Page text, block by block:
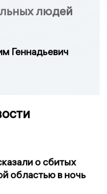
людей
Геннадьевич
о сбитых
областью в ночь